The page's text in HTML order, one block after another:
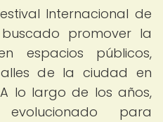
Internacional de
promover la
espacios públicos,
de la ciudad en
lo largo de los años,
para